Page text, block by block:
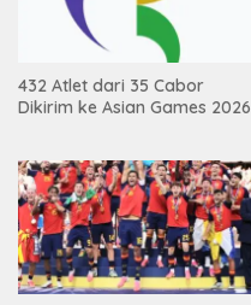
432 Atlet dari 35 Cabor
Dikirim ke Asian Games 2026